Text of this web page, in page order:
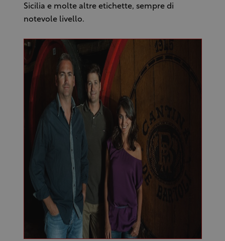
Sicilia e molte altre etichette, sempre di
notevole livello.